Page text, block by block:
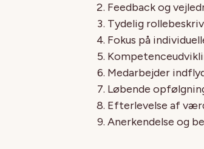
Feedback og
Tydelig
Fokus på
Medarbejder
Løbende
Efterlevelse af
Anerkendelse og